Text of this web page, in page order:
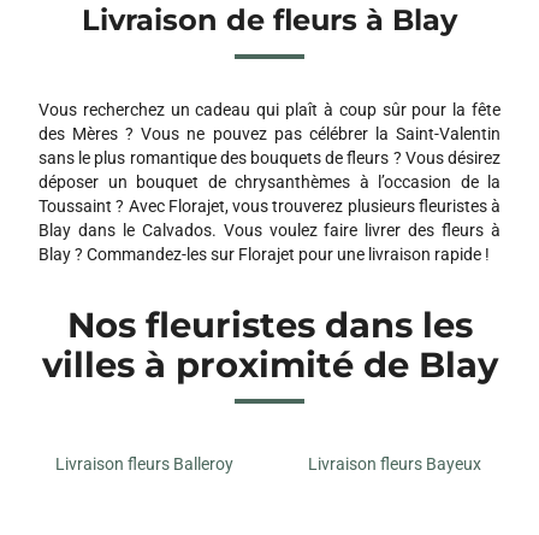
Livraison de fleurs à Blay
Vous recherchez un cadeau qui plaît à coup sûr pour la fête
des Mères ? Vous ne pouvez pas célébrer la Saint-Valentin
sans le plus romantique des bouquets de fleurs ? Vous désirez
déposer un bouquet de chrysanthèmes à l’occasion de la
Toussaint ? Avec Florajet, vous trouverez plusieurs fleuristes à
Blay dans le Calvados. Vous voulez faire livrer des fleurs à
Blay ? Commandez-les sur Florajet pour une livraison rapide !
Nos fleuristes dans les
villes à proximité de Blay
Livraison fleurs Balleroy Livraison fleurs Bayeux